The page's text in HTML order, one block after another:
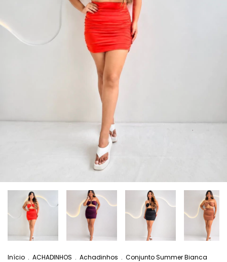
Início . ACHADINHOS . Achadinhos . Conjunto Summer Bianca